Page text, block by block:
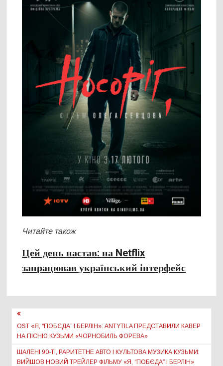
Читайте також
Цей день настав: на Netflix
запрацював український інтерфейс
Навігація
записів
OST «‎Я, “ПОБЄДА” І БЕРЛІН»: ANTYTILA ПРЕДСТАВИЛИ КАВЕР
НА ПІСНЮ КУЗЬМИ «ЧОРНОБИЛЬ ФОРЕВА»
ШАЛЕНІ 90-ТІ, РАРИТЕТНЕ АВТО І КУЛЬТОВА МУЗИКА КУЗЬМИ:
ВИЙШОВ НОВИЙ ТРЕЙЛЕР ФІЛЬМУ «‎Я, “ПОБЄДА” І БЕРЛІН»